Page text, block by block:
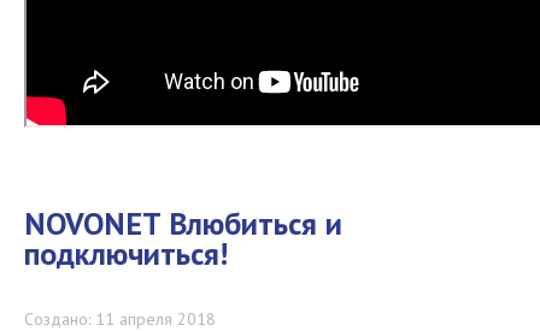
NOVONET Влюбиться и
подключиться!
Создано: 11 апреля 2018